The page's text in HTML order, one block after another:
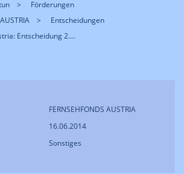
Förderungen
Entscheidungen
Entscheidung 2....
FERNSEHFONDS AUSTRIA
16.06.2014
Sonstiges